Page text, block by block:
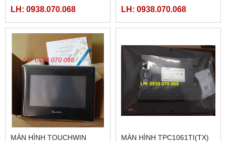
LH: 0938.070.068
CB25, FBS-CB55
LH: 0938.070.068
MÀN HÌNH TOUCHWIN
MÀN HÌNH TPC1061TI(TX)